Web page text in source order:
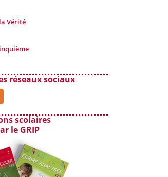
Vérité
réseaux sociaux
scolaires
le GRIP